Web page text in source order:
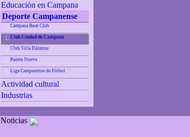
Educación en Campana
Deporte Campanense
Campana Boat Club
Club Ciudad de Campana
Club Villa Dálmine
Puerto Nuevo
Liga Campanense de Fútbol
Actividad cultural
Industrias
Noticias